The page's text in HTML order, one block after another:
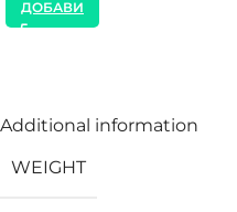
ДОБАВИ
Additional information
WEIGHT